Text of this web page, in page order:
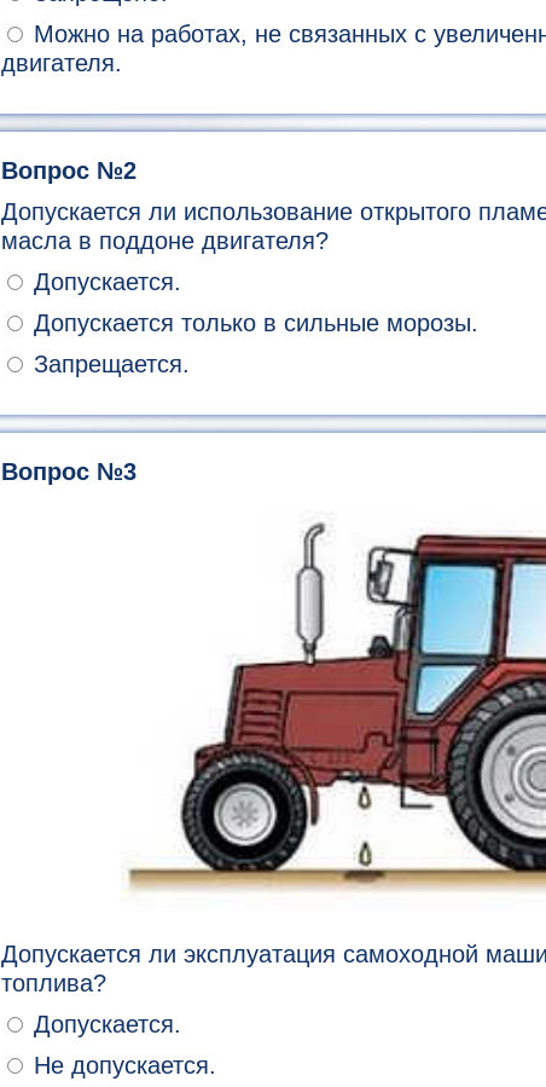
Можно на работах, не связанных с
двигателя.
Вопрос №2
Допускается ли использование открытого
масла в поддоне двигателя?
Допускается.
Допускается только в сильные морозы.
Запрещается.
Вопрос №3
Допускается ли эксплуатация самоходной
топлива?
Допускается.
Не допускается.